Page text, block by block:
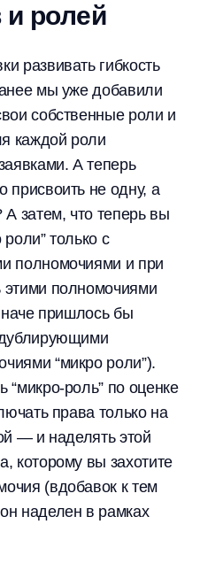
ролей
развивать гибкость
мы уже добавили
собственные роли и
каждой роли
А теперь
присвоить не одну, а
затем, что теперь вы
только с
полномочиями и при
этими полномочиями
пришлось бы
“микро роли”).
роль” по оценке
права только на
— и наделять этой
которому вы захотите
(вдобавок к тем
наделен в рамках